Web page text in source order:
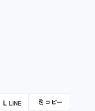
L LINE ⎘ コピー